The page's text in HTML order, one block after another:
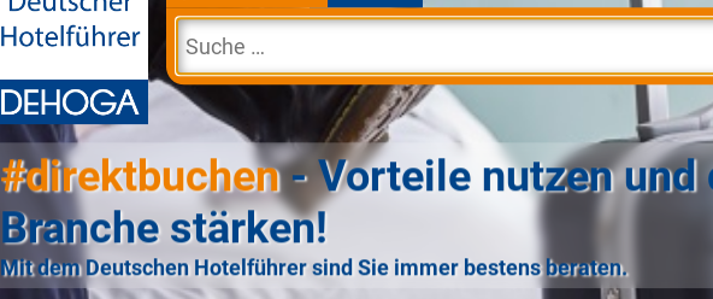
#direktbuchen- Vorteile nutzen und
Branche stärken!
Mit dem Deutschen Hotelführer sind Sie immer bestens beraten.